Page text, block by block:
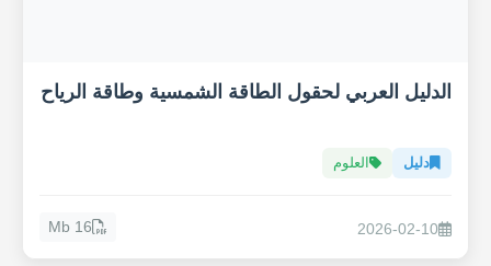
الدليل العربي لحقول الطاقة الشمسية وطاقة الرياح
دليل العلوم
2026-02-10
16 Mb